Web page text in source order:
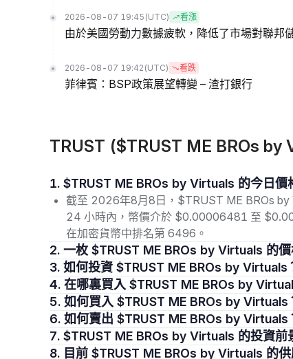
2026-08-07 19:45 (UTC) 看漲
由於美國勞動力數據疲軟，降低了市場對聯邦
2026-08-07 19:42 (UTC) 看跌
菲律賓：BSP政策展望轉變 – 渣打銀行
TRUST ($TRUST ME BROs by
1. $TRUST ME BROs by Virtuals 的今日價
截至 2026年8月8日，$TRUST ME BROs
24 小時內，幣價介於 $0.00006481 至
在加密貨幣中排名第 6496。
2. 一枚 $TRUST ME BROs by Virtuals 的
3. 如何投資 $TRUST ME BROs by Virtuals
4. 在哪裏買入 $TRUST ME BROs by
5. 如何買入 $TRUST ME BROs by Virtuals
6. 如何賣出 $TRUST ME BROs by Virtuals
7. $TRUST ME BROs by Virtuals 的投資前
8. 目前 $TRUST ME BROs by Virtuals 的